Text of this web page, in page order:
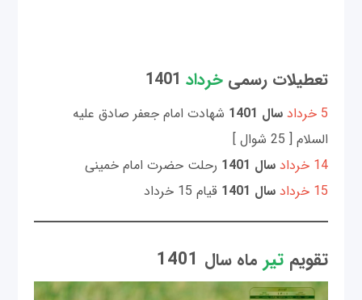
تعطیلات رسمیخرداد
5 خرداد سال 1401
شهادت امام جعفر صادق علیه
السلام [ 25 شوال ]
14 خرداد
سال 1401
رحلت حضرت امام خمینی
15 خرداد
سال 1401 قیام 15 خرداد
تقویمتیر ماه سال